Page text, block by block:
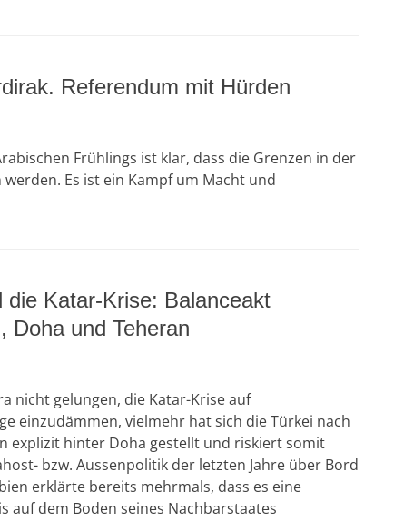
Referendum mit Hürden
Frühlings ist klar, dass die Grenzen in der
werden. Es ist ein Kampf um Macht und
die Katar-Krise: Balanceakt
Doha und Teheran
nicht gelungen, die Katar-Krise auf
einzudämmen, vielmehr hat sich die Türkei nach
explizit hinter Doha gestellt und riskiert somit
bzw. Aussenpolitik der letzten Jahre über Bord
erklärte bereits mehrmals, dass es eine
auf dem Boden seines Nachbarstaates